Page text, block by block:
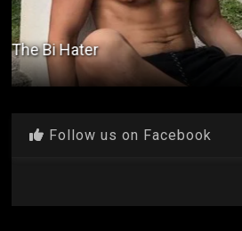
Awakening 2009
Follow us on Facebook